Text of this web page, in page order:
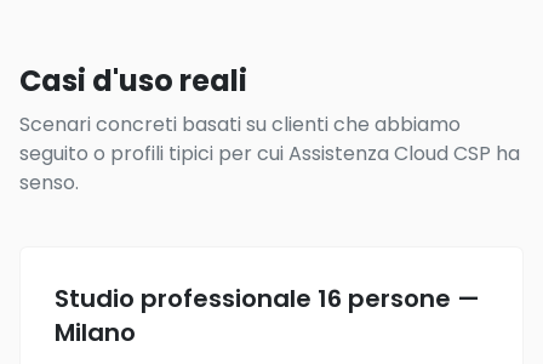
Casi d'uso reali
Scenari concreti basati su clienti che abbiamo
seguito o profili tipici per cui Assistenza Cloud CSP ha
senso.
Studio professionale 16 persone —
Milano